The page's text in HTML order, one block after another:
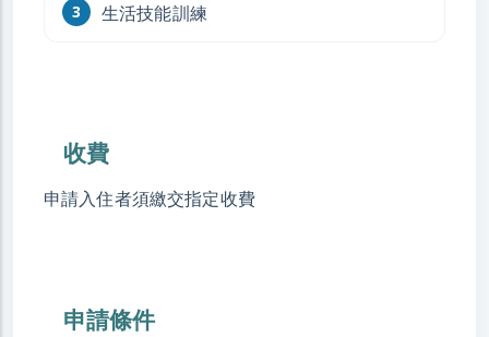
生活技能訓練
收費
申請入住者須繳交指定收費
申請條件